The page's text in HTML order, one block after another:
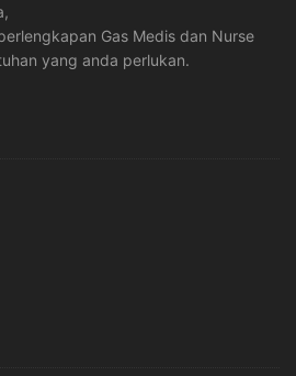
Gas Medis dan Nurse
yang anda perlukan.